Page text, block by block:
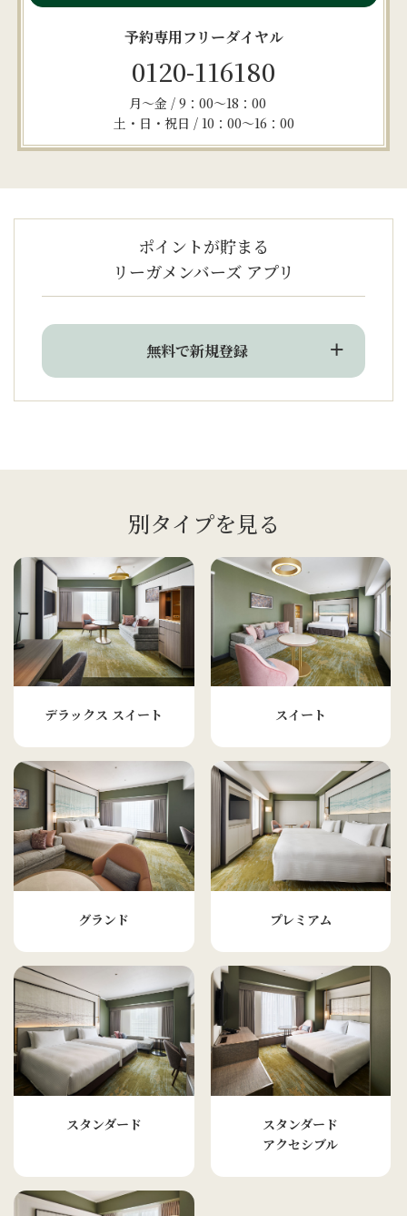
予約専用フリーダイヤル
0120-116180
月～金 / 9：00～18：00
土・日・祝日 / 10：00～16：00
ポイントが貯まる
リーガメンバーズ アプリ
無料で新規登録
別タイプを見る
デラックス スイート スイート
グランド プレミアム
スタンダード
スタンダード
アクセシブル